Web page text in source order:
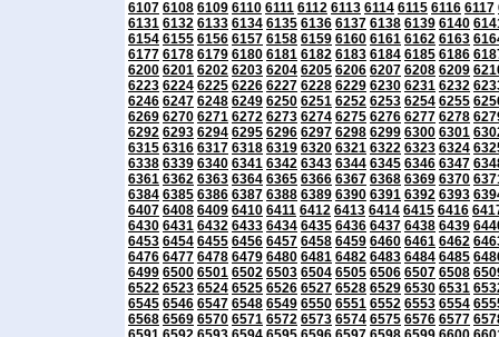
6107 6108 6109 6110 6111 6112 6113 6114 6115 6116 6117
6131 6132 6133 6134 6135 6136 6137 6138 6139 6140
6154 6155 6156 6157 6158 6159 6160 6161 6162 6163
6177 6178 6179 6180 6181 6182 6183 6184 6185 6186
6200 6201 6202 6203 6204 6205 6206 6207 6208 6209
6223 6224 6225 6226 6227 6228 6229 6230 6231 6232
6246 6247 6248 6249 6250 6251 6252 6253 6254 6255
6269 6270 6271 6272 6273 6274 6275 6276 6277 6278
6292 6293 6294 6295 6296 6297 6298 6299 6300 6301
6315 6316 6317 6318 6319 6320 6321 6322 6323 6324
6338 6339 6340 6341 6342 6343 6344 6345 6346 6347
6361 6362 6363 6364 6365 6366 6367 6368 6369 6370
6384 6385 6386 6387 6388 6389 6390 6391 6392 6393
6407 6408 6409 6410 6411 6412 6413 6414 6415 6416
6430 6431 6432 6433 6434 6435 6436 6437 6438 6439
6453 6454 6455 6456 6457 6458 6459 6460 6461 6462
6476 6477 6478 6479 6480 6481 6482 6483 6484 6485
6499 6500 6501 6502 6503 6504 6505 6506 6507 6508
6522 6523 6524 6525 6526 6527 6528 6529 6530 6531
6545 6546 6547 6548 6549 6550 6551 6552 6553 6554
6568 6569 6570 6571 6572 6573 6574 6575 6576 6577